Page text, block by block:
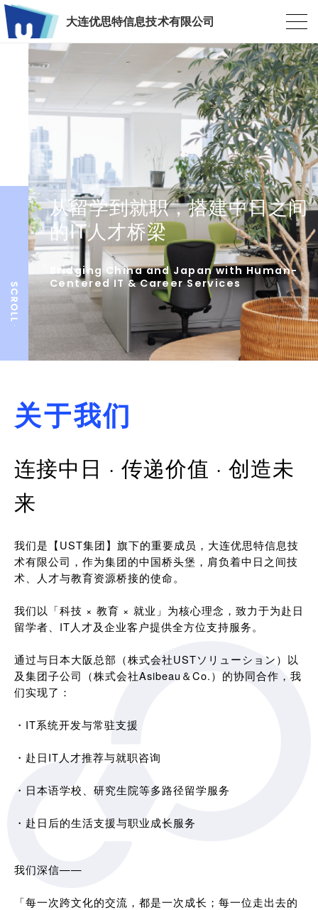
大连优思特信息技术有限公司
从留学到就职，搭建中日之间
的IT人才桥梁
Bridging China and Japan with Human-
Centered IT & Career Services
关于我们
连接中日 · 传递价值 · 创造未
来
我们是【UST集团】旗下的重要成员，大连优思特信息技
术有限公司，作为集团的中国桥头堡，肩负着中日之间技
术、人才与教育资源桥接的使命。
我们以「科技 × 教育 × 就业」为核心理念，致力于为赴日
留学者、IT人才及企业客户提供全方位支持服务。
通过与日本大阪总部（株式会社USTソリューション）以
及集团子公司（株式会社Asibeau＆Co.）的协同合作，我
们实现了：
・IT系统开发与常驻支援
・赴日IT人才推荐与就职咨询
・日本语学校、研究生院等多路径留学服务
・赴日后的生活支援与职业成长服务
我们深信——
「每一次跨文化的交流，都是一次成长；每一位走出去的